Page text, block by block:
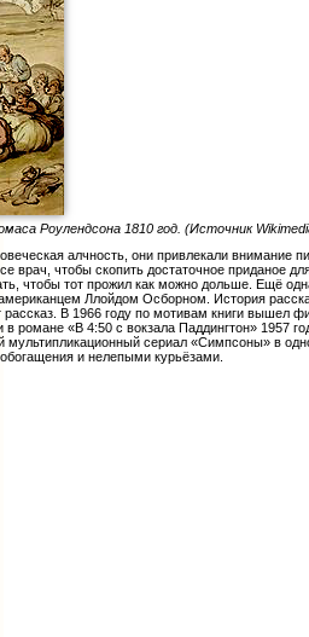
Роулендсона 1810 год. (Источник
алчность, они привлекали внимание
чтобы скопить достаточное приданое
чтобы тот прожил как можно дольше. Ещё
Ллойдом Осборном. История
В 1966 году по мотивам книги вышел
«В 4:50 с вокзала Паддингтон» 1957
сериал «Симпсоны» в
и нелепыми курьёзами.